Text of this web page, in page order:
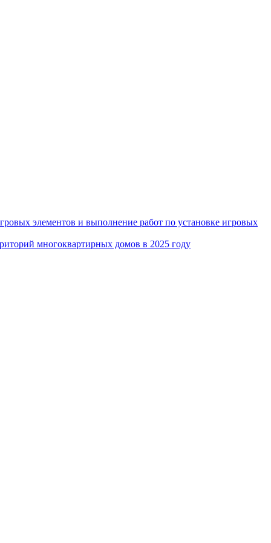
элементов и выполнение работ по установке игровых
многоквартирных домов в 2025 году